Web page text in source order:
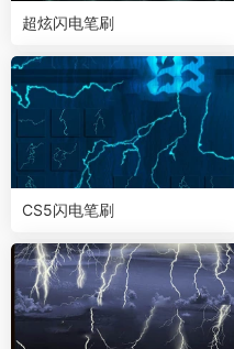
超炫闪电笔刷
CS5闪电笔刷